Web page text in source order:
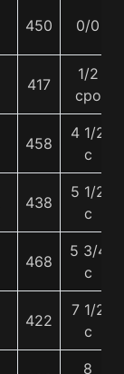
450 0/0
417
1/2
cpo
458
4 1/2
c
438
5 1/2
c
468
5 3/4
c
422
7 1/2
c
8